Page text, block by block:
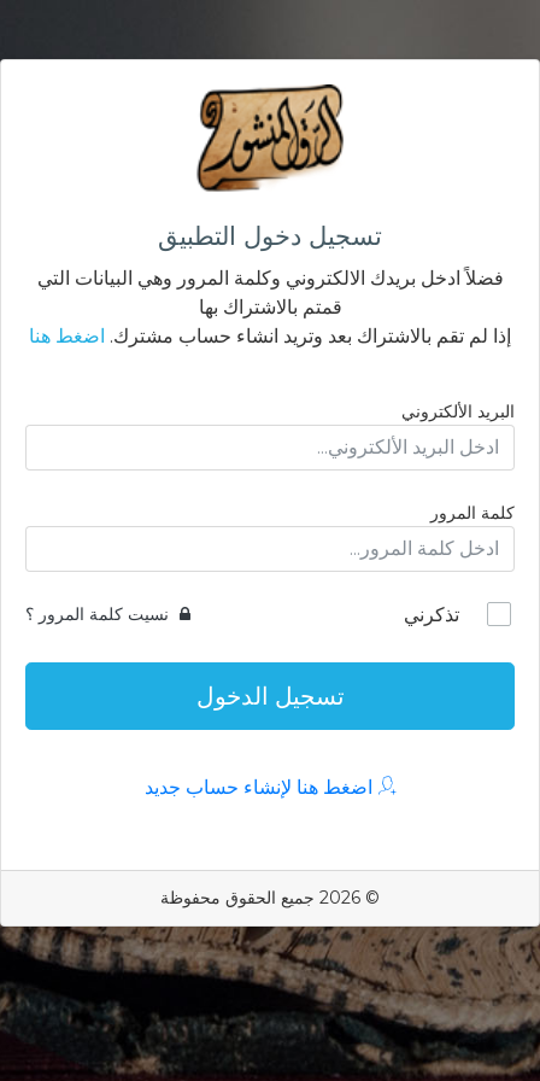
تسجيل دخول التطبيق
فضلاً ادخل بريدك الالكتروني وكلمة المرور وهي البيانات التي
قمتم بالاشتراك بها
إذا لم تقم بالاشتراك بعد وتريد انشاء حساب مشترك. اضغط هنا
البريد الألكتروني
كلمة المرور
تذكرني نسيت كلمة المرور ؟
تسجيل الدخول
اضغط هنا لإنشاء حساب جديد
© 2026 جميع الحقوق محفوظة